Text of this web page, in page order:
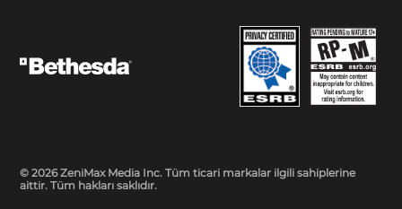
© 2026 ZeniMax Media Inc. Tüm ticari markalar ilgili sahiplerine
aittir. Tüm hakları saklıdır.